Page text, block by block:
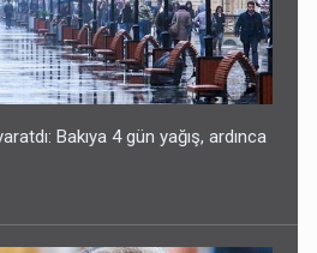
Bakıya 4 gün yağış, ardınca